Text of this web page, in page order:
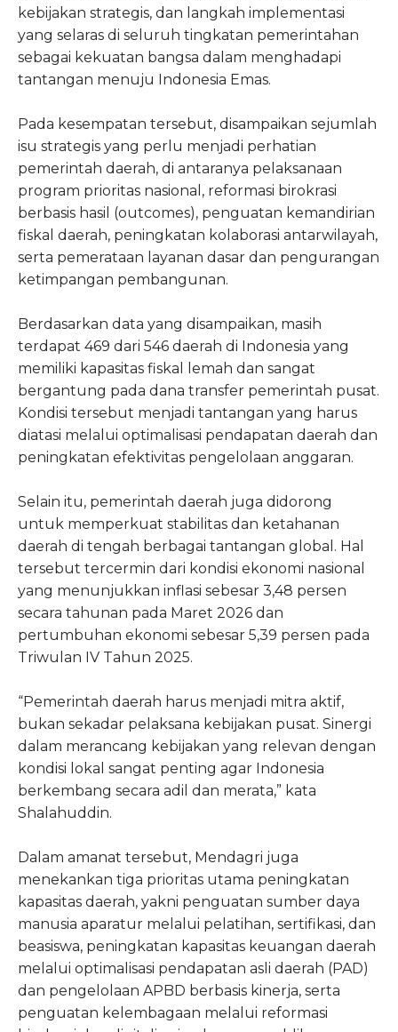
kebijakan strategis, dan langkah implementasi
yang selaras di seluruh tingkatan pemerintahan
sebagai kekuatan bangsa dalam menghadapi
tantangan menuju Indonesia Emas.
Pada kesempatan tersebut, disampaikan sejumlah
isu strategis yang perlu menjadi perhatian
pemerintah daerah, di antaranya pelaksanaan
program prioritas nasional, reformasi birokrasi
berbasis hasil (outcomes), penguatan kemandirian
fiskal daerah, peningkatan kolaborasi antarwilayah,
serta pemerataan layanan dasar dan pengurangan
ketimpangan pembangunan.
Berdasarkan data yang disampaikan, masih
terdapat 469 dari 546 daerah di Indonesia yang
memiliki kapasitas fiskal lemah dan sangat
bergantung pada dana transfer pemerintah pusat.
Kondisi tersebut menjadi tantangan yang harus
diatasi melalui optimalisasi pendapatan daerah dan
peningkatan efektivitas pengelolaan anggaran.
Selain itu, pemerintah daerah juga didorong
untuk memperkuat stabilitas dan ketahanan
daerah di tengah berbagai tantangan global. Hal
tersebut tercermin dari kondisi ekonomi nasional
yang menunjukkan inflasi sebesar 3,48 persen
secara tahunan pada Maret 2026 dan
pertumbuhan ekonomi sebesar 5,39 persen pada
Triwulan IV Tahun 2025.
“Pemerintah daerah harus menjadi mitra aktif,
bukan sekadar pelaksana kebijakan pusat. Sinergi
dalam merancang kebijakan yang relevan dengan
kondisi lokal sangat penting agar Indonesia
berkembang secara adil dan merata,” kata
Shalahuddin.
Dalam amanat tersebut, Mendagri juga
menekankan tiga prioritas utama peningkatan
kapasitas daerah, yakni penguatan sumber daya
manusia aparatur melalui pelatihan, sertifikasi, dan
beasiswa, peningkatan kapasitas keuangan daerah
melalui optimalisasi pendapatan asli daerah (PAD)
dan pengelolaan APBD berbasis kinerja, serta
penguatan kelembagaan melalui reformasi